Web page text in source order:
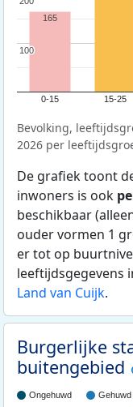
0-15 15-25
100
100
165
Bevolking,
2026 per
De grafiek toont
inwoners is ook
beschikbaar
ouder vormen 1
er tot op
leeftijdsgegevens
Land van Cuijk.
Burgerlijke
buitengebied
Ongehuwd Gehuwd